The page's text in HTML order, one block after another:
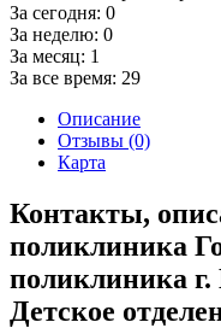
За сегодня: 0
За неделю: 0
За месяц: 1
За все время: 29
Описание
Отзывы (0)
Карта
Контакты,
поликлиника
поликлиника
Детское